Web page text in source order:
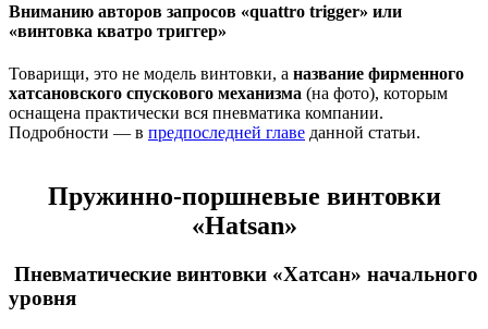
Вниманию авторов запросов «quattro trigger» или
«винтовка кватро триггер»
Товарищи, это не модель винтовки, а название фирменного
хатсановского спускового механизма (на фото), которым
оснащена практически вся пневматика компании.
Подробности — в предпоследней главе данной статьи.
Пружинно-поршневые винтовки
«Hatsan»
Пневматические винтовки «Хатсан» начального
уровня